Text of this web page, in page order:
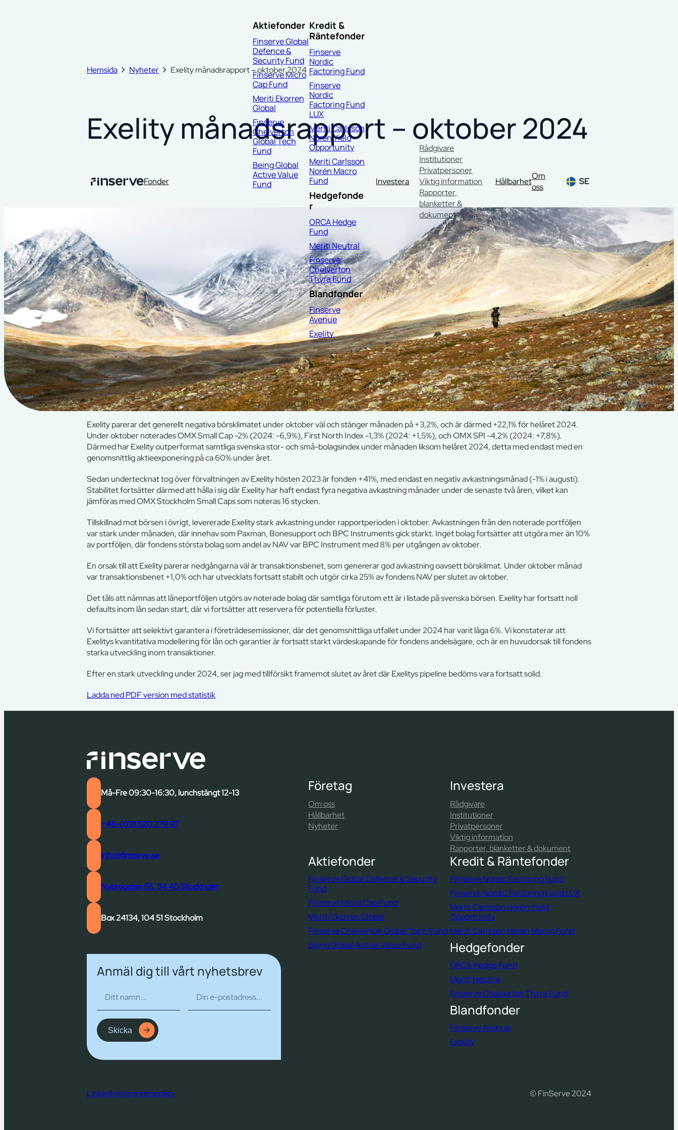
Fonder
Aktiefonder
Finserve Global
Defence &
Security Fund
Finserve Micro
Cap Fund
Meriti Ekorren
Global
Finserve
Chelverton
Global Tech
Fund
Being Global
Active Value
Fund
Kredit &
Räntefonder
Finserve
Nordic
Factoring Fund
Finserve
Nordic
Factoring Fund
LUX
Meriti Carlsson
Norén Yield
Opportunity
Meriti Carlsson
Norén Macro
Fund
Hedgefonde
r
ORCA Hedge
Fund
Meriti Neutral
Finserve
Chelverton
Thyra Fund
Blandfonder
Finserve
Avenue
Exelity
Investera
Rådgivare
Institutioner
Privatpersoner
Viktig information
Rapporter,
blanketter &
dokument
Hållbarhet
Om
oss
SE
Hemsida Nyheter Exelity månadsrapport – oktober 2024
Exelity månadsrapport – oktober 2024
Exelity parerar det generellt negativa börsklimatet under oktober väl och stänger månaden på +3,2%, och är därmed +22,1% för helåret 2024.
Under oktober noterades OMX Small Cap -2% (2024: -6,9%), First North Index -1,3% (2024: +1,5%), och OMX SPI -4,2% (2024: +7,8%).
Därmed har Exelity outperformat samtliga svenska stor- och små-bolagsindex under månaden liksom helåret 2024, detta med endast med en
genomsnittlig aktieexponering på ca 60% under året.
Sedan undertecknat tog över förvaltningen av Exelity hösten 2023 är fonden +41%, med endast en negativ avkastningsmånad (-1% i augusti).
Stabilitet fortsätter därmed att hålla i sig där Exelity har haft endast fyra negativa avkastning månader under de senaste två åren, vilket kan
jämföras med OMX Stockholm Small Caps som noteras 16 stycken.
Tillskillnad mot börsen i övrigt, levererade Exelity stark avkastning under rapportperioden i oktober. Avkastningen från den noterade portföljen
var stark under månaden, där innehav som Paxman, Bonesupport och BPC Instruments gick starkt. Inget bolag fortsätter att utgöra mer än 10%
av portföljen, där fondens största bolag som andel av NAV var BPC Instrument med 8% per utgången av oktober.
En orsak till att Exelity parerar nedgångarna väl är transaktionsbenet, som genererar god avkastning oavsett börsklimat. Under oktober månad
var transaktionsbenet +1,0% och har utvecklats fortsatt stabilt och utgör cirka 25% av fondens NAV per slutet av oktober.
Det tåls att nämnas att låneportföljen utgörs av noterade bolag där samtliga förutom ett är i listade på svenska börsen. Exelity har fortsatt noll
defaults inom lån sedan start, där vi fortsätter att reservera för potentiella förluster.
Vi fortsätter att selektivt garantera i företrädesemissioner, där det genomsnittliga utfallet under 2024 har varit låga 6%. Vi konstaterar att
Exelitys kvantitativa modellering för lån och garantier är fortsatt starkt värdeskapande för fondens andelsägare, och är en huvudorsak till fondens
starka utveckling inom transaktioner.
Efter en stark utveckling under 2024, ser jag med tillförsikt framemot slutet av året där Exelitys pipeline bedöms vara fortsatt solid.
Ladda ned PDF version med statistik
Må-Fre 09:30-16:30, lunchstängt 12-13
+46-(0)8 520 279 97
info@finserve.se
Nybrogatan 55, 114 40 Stockholm
Box 24134, 104 51 Stockholm
Anmäl dig till vårt nyhetsbrev
Skicka
Företag
Om oss
Hållbarhet
Nyheter
Investera
Rådgivare
Institutioner
Privatpersoner
Viktig information
Rapporter, blanketter & dokument
Aktiefonder
Finserve Global Defence & Security
Fund
Finserve Micro Cap Fund
Meriti Ekorren Global
Finserve Chelverton Global Tech Fund
Being Global Active Value Fund
Kredit & Räntefonder
Finserve Nordic Factoring Fund
Finserve Nordic Factoring Fund LUX
Meriti Carlsson Norén Yield
Opportunity
Meriti Carlsson Norén Macro Fund
Hedgefonder
ORCA Hedge Fund
Meriti Neutral
Finserve Chelverton Thyra Fund
Blandfonder
Finserve Avenue
Exelity
LinkedInIntegritetspolicy © FinServe 2024